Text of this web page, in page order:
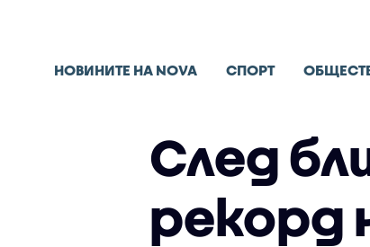
НОВИНИТЕ НА NOVA СПОРТ
След
рекорд